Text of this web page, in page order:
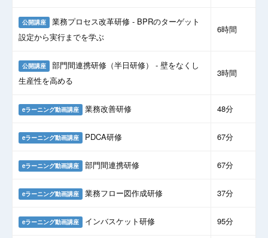
公開講座 業務プロセス改革研修 - BPRのターゲット
設定から実行までを学ぶ
6時間
公開講座 部門間連携研修（半日研修） - 壁をなくし
生産性を高める
3時間
eラーニング動画講座 業務改善研修 48分
eラーニング動画講座 PDCA研修 67分
eラーニング動画講座 部門間連携研修 67分
eラーニング動画講座 業務フロー図作成研修 37分
eラーニング動画講座 インバスケット研修 95分